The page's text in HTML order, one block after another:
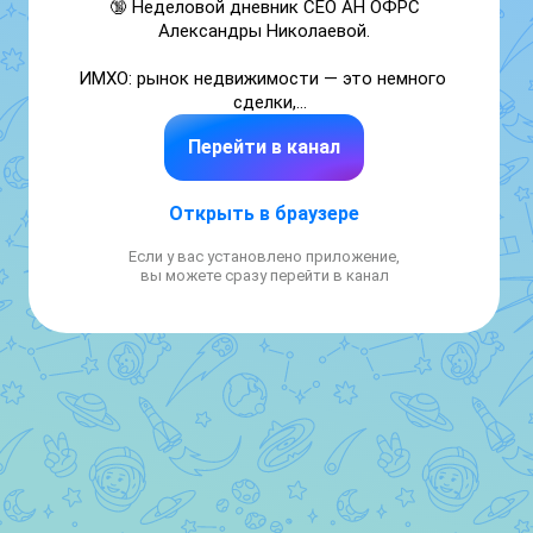
🔞 Неделовой дневник СЕО АН ОФРС
Александры Николаевой.
ИМХО: рынок недвижимости — это немного
сделки,
много манипуляции и местами почти
«Дом-2», только без камер и с вашими
‼️Кто зарабатывает на сделках.
Спойлер: это разные люди.
⬆️ Тысячи переговоров — от «купи слона»
до многомиллионных сделок.
https://ofrs.ru/about/
Перейти в канал
Открыть в браузере
Если у вас установлено приложение,
вы можете сразу перейти в канал